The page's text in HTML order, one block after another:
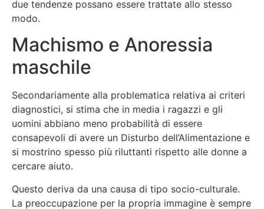
due tendenze possano essere trattate allo stesso
modo.
Machismo e Anoressia
maschile
Secondariamente alla problematica relativa ai criteri
diagnostici, si stima che in media i ragazzi e gli
uomini abbiano meno probabilità di essere
consapevoli di avere un Disturbo dell’Alimentazione e
si mostrino spesso più riluttanti rispetto alle donne a
cercare aiuto.
Questo deriva da una causa di tipo socio-culturale.
La preoccupazione per la propria immagine è sempre